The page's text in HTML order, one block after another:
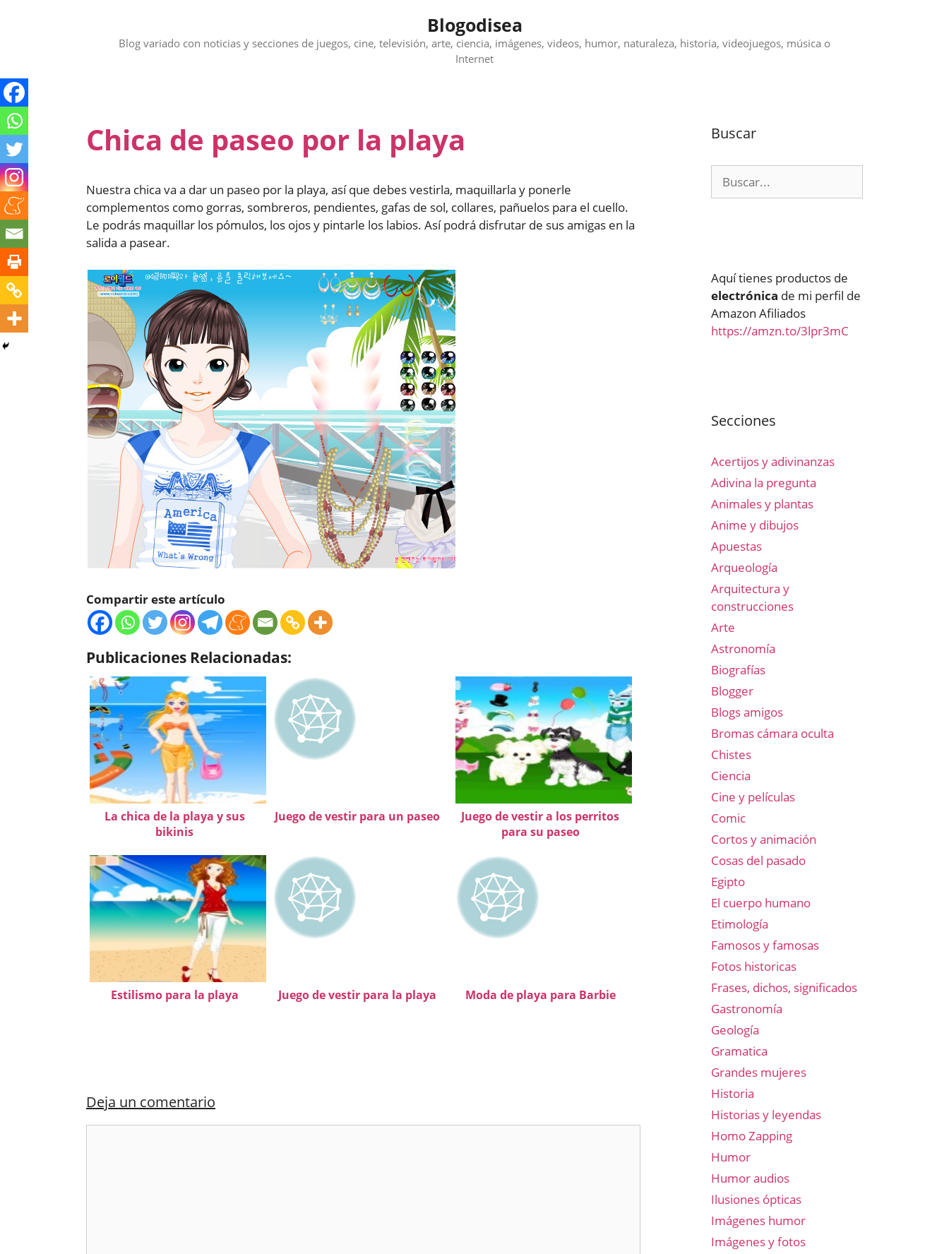
Blogodisea
Blog variado con noticias y secciones de juegos, cine, televisión, arte, ciencia, imágenes, videos, humor, naturaleza, historia, videojuegos, música o
Internet
Chica de paseo por la playa
Nuestra chica va a dar un paseo por la playa, así que debes vestirla, maquillarla y ponerle
complementos como gorras, sombreros, pendientes, gafas de sol, collares, pañuelos para el cuello.
Le podrás maquillar los pómulos, los ojos y pintarle los labios. Así podrá disfrutar de sus amigas en la
salida a pasear.
Compartir este artículo
Publicaciones Relacionadas:
La chica de la playa y sus
bikinis
Juego de vestir para un paseo
Juego de vestir a los perritos
para su paseo
Estilismo para la playa Juego de vestir para la playa Moda de playa para Barbie
Deja un comentario
Buscar
Aquí tienes productos de
electrónica de mi perfil de
Amazon Afiliados
https://amzn.to/3lpr3mC
Secciones
Acertijos y adivinanzas
Adivina la pregunta
Animales y plantas
Anime y dibujos
Apuestas
Arqueología
Arquitectura y
construcciones
Arte
Astronomía
Biografías
Blogger
Blogs amigos
Bromas cámara oculta
Chistes
Ciencia
Cine y películas
Comic
Cortos y animación
Cosas del pasado
Egipto
El cuerpo humano
Etimología
Famosos y famosas
Fotos historicas
Frases, dichos, significados
Gastronomía
Geología
Gramatica
Grandes mujeres
Historia
Historias y leyendas
Homo Zapping
Humor
Humor audios
Ilusiones ópticas
Imágenes humor
Imágenes y fotos